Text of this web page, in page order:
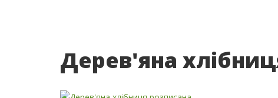
Дерев'яна